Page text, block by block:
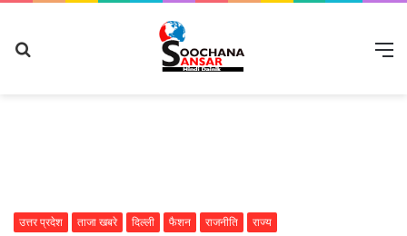
उत्तर प्रदेश ताजा खबरे दिल्ली फैशन राजनीति राज्य